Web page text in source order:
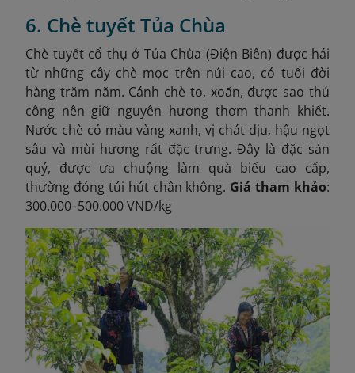
6. Chè tuyết Tủa Chùa
Chè tuyết cổ thụ ở Tủa Chùa (Điện Biên) được hái
từ những cây chè mọc trên núi cao, có tuổi đời
hàng trăm năm. Cánh chè to, xoăn, được sao thủ
công nên giữ nguyên hương thơm thanh khiết.
Nước chè có màu vàng xanh, vị chát dịu, hậu ngọt
sâu và mùi hương rất đặc trưng. Đây là đặc sản
quý, được ưa chuộng làm quà biếu cao cấp,
thường đóng túi hút chân không. Giá tham khảo:
300.000–500.000 VND/kg